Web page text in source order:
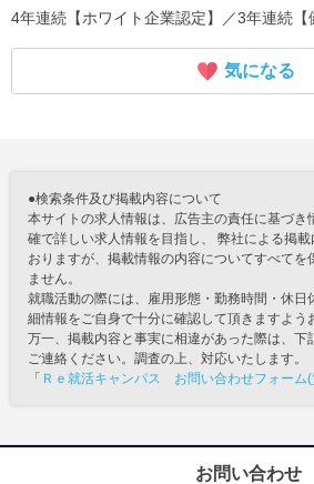
4年連続【ホワイト企業認定】／3年連続【
気になる
●検索条件及び掲載内容について
本サイトの求人情報は、広告主の責任に基づき
確で詳しい求人情報を目指し、 弊社による掲
おりますが、掲載情報の内容についてすべてを
ません。
就職活動の際には、雇用形態・勤務時間・休日
細情報をご自身で十分に確認して頂きますよう
万一、掲載内容と事実に相違があった際は、下
ご連絡ください。調査の上、対応いたします。
「 Ｒｅ就活キャンパス お問い合わせフォーム
お問い合わせ